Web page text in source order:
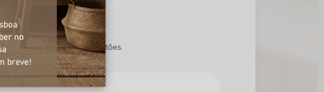
para todas as suas questões.